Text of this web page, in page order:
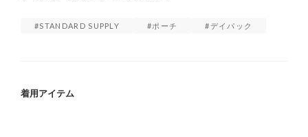
STANDARD SUPPLY ポーチ デイパック
着用アイテム